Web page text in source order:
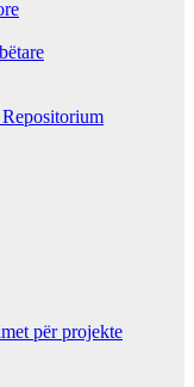
për projekte